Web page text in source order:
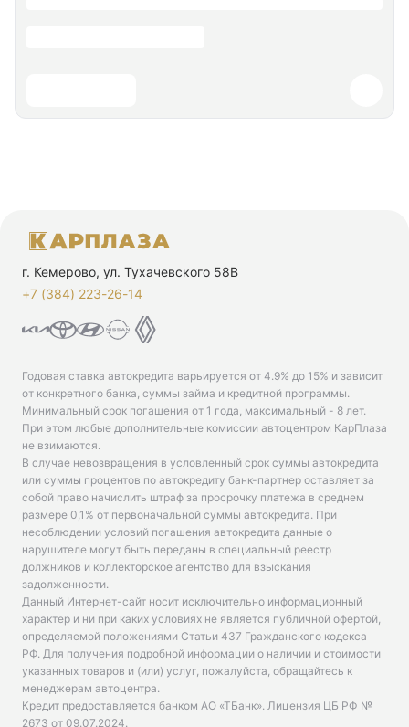
г. Кемерово, ул. Тухачевского 58В
+7 (384) 223-26-14‬
Годовая ставка автокредита варьируется от 4.9% до 15% и зависит
от конкретного банка, суммы займа и кредитной программы.
Минимальный срок погашения от 1 года, максимальный - 8 лет.
При этом любые дополнительные комиссии автоцентром КарПлаза
не взимаются.
В случае невозвращения в условленный срок суммы автокредита
или суммы процентов по автокредиту банк-партнер оставляет за
собой право начислить штраф за просрочку платежа в среднем
размере 0,1% от первоначальной суммы автокредита. При
несоблюдении условий погашения автокредита данные о
нарушителе могут быть переданы в специальный реестр
должников и коллекторское агентство для взыскания
задолженности.
Данный Интернет-сайт носит исключительно информационный
характер и ни при каких условиях не является публичной офертой,
определяемой положениями Статьи 437 Гражданского кодекса
РФ. Для получения подробной информации о наличии и стоимости
указанных товаров и (или) услуг, пожалуйста, обращайтесь к
менеджерам автоцентра.
Кредит предоставляется банком АО «ТБанк». Лицензия ЦБ РФ №
2673 от 09.07.2024.